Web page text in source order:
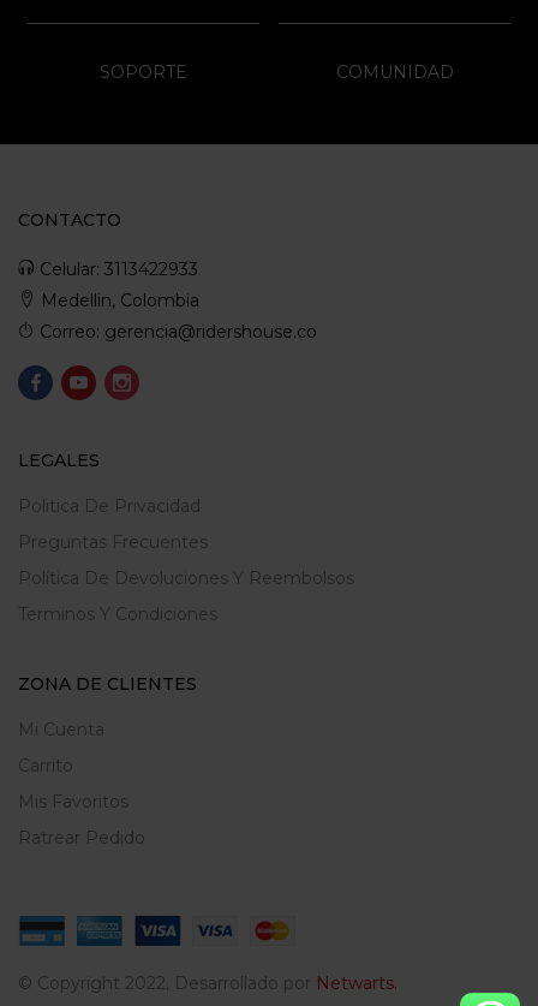
SOPORTE COMUNIDAD
CONTACTO
Celular: 3113422933
Medellin, Colombia
Correo: gerencia@ridershouse.co
LEGALES
Politica De Privacidad
Preguntas Frecuentes
Política De Devoluciones Y Reembolsos
Terminos Y Condiciones
ZONA DE CLIENTES
Mi Cuenta
Carrito
Mis Favoritos
Ratrear Pedido
© Copyright 2022, Desarrollado por Netwarts.